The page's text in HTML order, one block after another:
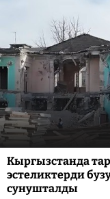
Кыргызстанда
эстеликтерди
сунушталды